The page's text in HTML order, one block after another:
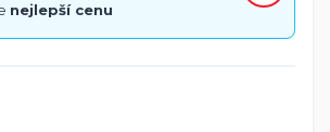
nejlepší cenu